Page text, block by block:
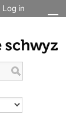
Log in